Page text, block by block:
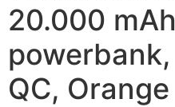
20.000
powerbank,
QC, Orange